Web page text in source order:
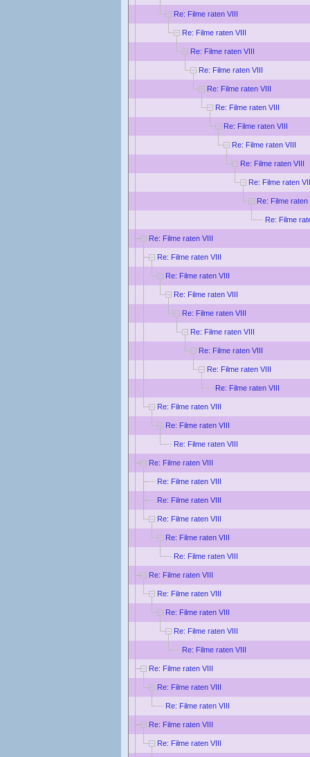
Re: Filme raten VIII
Re: Filme raten VIII
Re: Filme raten VIII
Re: Filme raten VIII
Re: Filme raten VIII
Re: Filme raten VIII
Re: Filme raten VIII
Re: Filme raten VIII
Re: Filme raten VIII
Re: Filme raten
Re: Filme raten
Re: Filme
Re: Filme raten VIII
Re: Filme raten VIII
Re: Filme raten VIII
Re: Filme raten VIII
Re: Filme raten VIII
Re: Filme raten VIII
Re: Filme raten VIII
Re: Filme raten VIII
Re: Filme raten VIII
Re: Filme raten VIII
Re: Filme raten VIII
Re: Filme raten VIII
Re: Filme raten VIII
Re: Filme raten VIII
Re: Filme raten VIII
Re: Filme raten VIII
Re: Filme raten VIII
Re: Filme raten VIII
Re: Filme raten VIII
Re: Filme raten VIII
Re: Filme raten VIII
Re: Filme raten VIII
Re: Filme raten VIII
Re: Filme raten VIII
Re: Filme raten VIII
Re: Filme raten VIII
Re: Filme raten VIII
Re: Filme raten VIII